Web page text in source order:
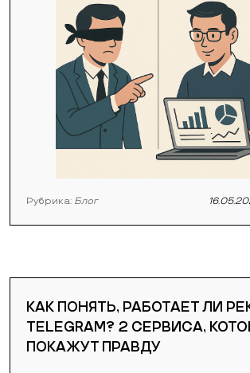
Рубрика: Блог
КАК ПОНЯТЬ, РАБОТАЕТ ЛИ
TELEGRAM? 2 СЕРВИСА,
ПОКАЖУТ ПРАВДУ